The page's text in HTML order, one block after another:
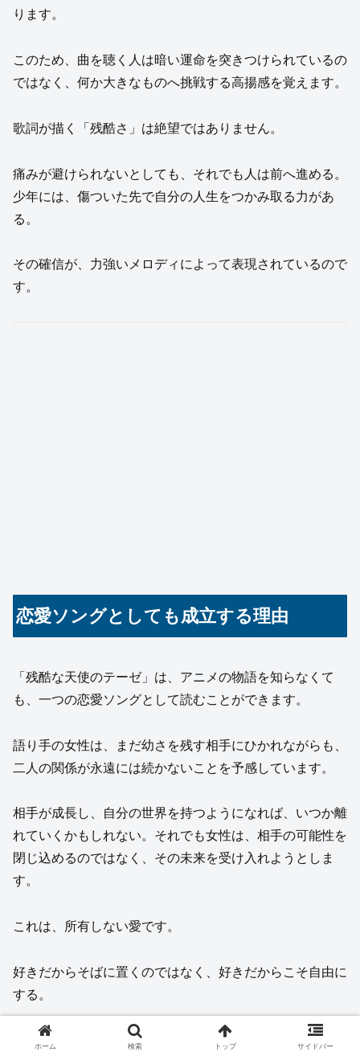
ります。
このため、曲を聴く人は暗い運命を突きつけられているの
ではなく、何か大きなものへ挑戦する高揚感を覚えます。
歌詞が描く「残酷さ」は絶望ではありません。
痛みが避けられないとしても、それでも人は前へ進める。
少年には、傷ついた先で自分の人生をつかみ取る力があ
る。
その確信が、力強いメロディによって表現されているので
す。
恋愛ソングとしても成立する理由
「残酷な天使のテーゼ」は、アニメの物語を知らなくて
も、一つの恋愛ソングとして読むことができます。
語り手の女性は、まだ幼さを残す相手にひかれながらも、
二人の関係が永遠には続かないことを予感しています。
相手が成長し、自分の世界を持つようになれば、いつか離
れていくかもしれない。それでも女性は、相手の可能性を
閉じ込めるのではなく、その未来を受け入れようとしま
す。
これは、所有しない愛です。
好きだからそばに置くのではなく、好きだからこそ自由に
する。
恋愛として読む場合も、この曲が描いているのは甘い幸福
ホーム 検索 トップ サイドバー